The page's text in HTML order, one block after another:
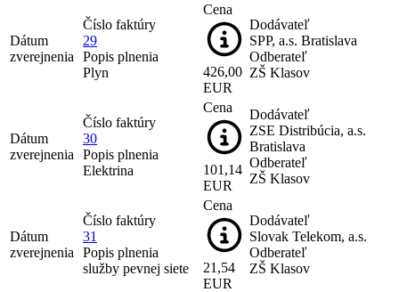
Dátum
zverejnenia
Číslo faktúry
29
Popis plnenia
Plyn
Cena
426,00
EUR
Dodávateľ
SPP, a.s. Bratislava
Odberateľ
ZŠ Klasov
Dátum
zverejnenia
Číslo faktúry
30
Popis plnenia
Elektrina
Cena
101,14
EUR
Dodávateľ
ZSE Distribúcia, a.s.
Bratislava
Odberateľ
ZŠ Klasov
Dátum
zverejnenia
Číslo faktúry
31
Popis plnenia
služby pevnej siete
Cena
21,54
EUR
Dodávateľ
Slovak Telekom, a.s.
Odberateľ
ZŠ Klasov